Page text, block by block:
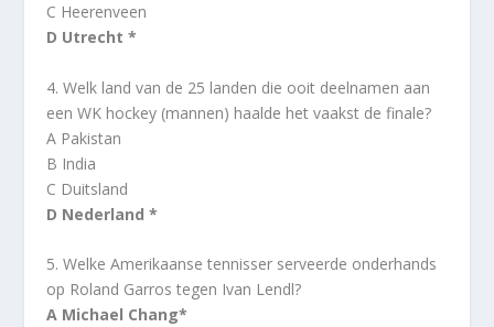
C Heerenveen
D Utrecht *
4. Welk land van de 25 landen die ooit deelnamen aan
een WK hockey (mannen) haalde het vaakst de finale?
A Pakistan
B India
C Duitsland
D Nederland *
5. Welke Amerikaanse tennisser serveerde onderhands
op Roland Garros tegen Ivan Lendl?
A Michael Chang*